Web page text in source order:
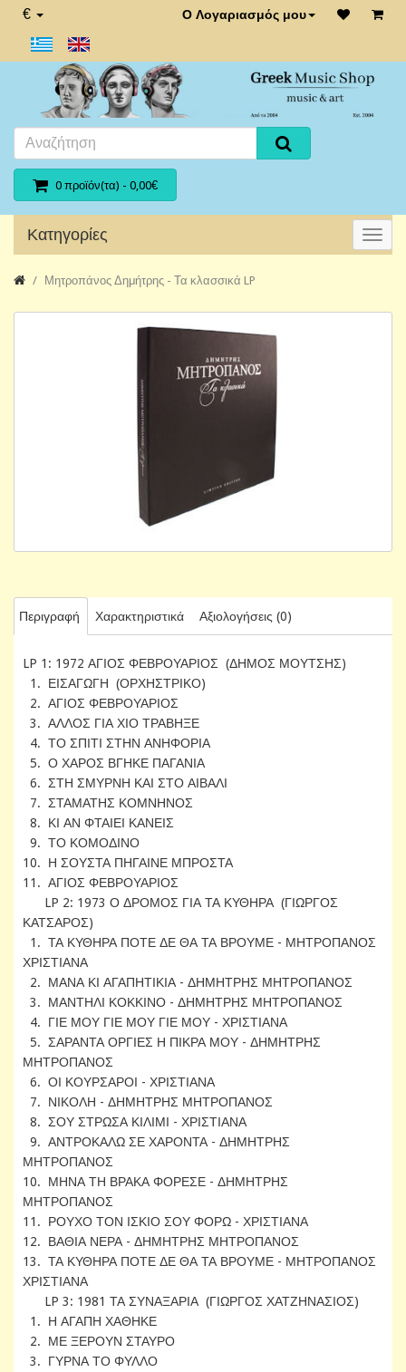
€ Ο Λογαριασμός μου
0 προϊόν(τα) - 0,00€
Κατηγορίες
Μητροπάνος Δημήτρης - Τα κλασσικά LP
Περιγραφή Χαρακτηριστικά Αξιολογήσεις (0)
LP 1: 1972 ΑΓΙΟΣ ΦΕΒΡΟΥΑΡΙΟΣ (ΔΗΜΟΣ ΜΟΥΤΣΗΣ)
1. ΕΙΣΑΓΩΓΗ (ΟΡΧΗΣΤΡΙΚΟ)
2. ΑΓΙΟΣ ΦΕΒΡΟΥΑΡΙΟΣ
3. ΑΛΛΟΣ ΓΙΑ ΧΙΟ ΤΡΑΒΗΞΕ
4. ΤΟ ΣΠΙΤΙ ΣΤΗΝ ΑΝΗΦΟΡΙΑ
5. Ο ΧΑΡΟΣ ΒΓΗΚΕ ΠΑΓΑΝΙΑ
6. ΣΤΗ ΣΜΥΡΝΗ ΚΑΙ ΣΤΟ ΑΙΒΑΛΙ
7. ΣΤΑΜΑΤΗΣ ΚΟΜΝΗΝΟΣ
8. ΚΙ ΑΝ ΦΤΑΙΕΙ ΚΑΝΕΙΣ
9. ΤΟ ΚΟΜΟΔΙΝΟ
10. Η ΣΟΥΣΤΑ ΠΗΓΑΙΝΕ ΜΠΡΟΣΤΑ
11. ΑΓΙΟΣ ΦΕΒΡΟΥΑΡΙΟΣ
LP 2: 1973 Ο ΔΡΟΜΟΣ ΓΙΑ ΤΑ ΚΥΘΗΡΑ (ΓΙΩΡΓΟΣ
ΚΑΤΣΑΡΟΣ)
1. ΤΑ ΚΥΘΗΡΑ ΠΟΤΕ ΔΕ ΘΑ ΤΑ ΒΡΟΥΜΕ - ΜΗΤΡΟΠΑΝΟΣ
ΧΡΙΣΤΙΑΝΑ
2. ΜΑΝΑ ΚΙ ΑΓΑΠΗΤΙΚΙΑ - ΔΗΜΗΤΡΗΣ ΜΗΤΡΟΠΑΝΟΣ
3. ΜΑΝΤΗΛΙ ΚΟΚΚΙΝΟ - ΔΗΜΗΤΡΗΣ ΜΗΤΡΟΠΑΝΟΣ
4. ΓΙΕ ΜΟΥ ΓΙΕ ΜΟΥ ΓΙΕ ΜΟΥ - ΧΡΙΣΤΙΑΝΑ
5. ΣΑΡΑΝΤΑ ΟΡΓΙΕΣ Η ΠΙΚΡΑ ΜΟΥ - ΔΗΜΗΤΡΗΣ
ΜΗΤΡΟΠΑΝΟΣ
6. ΟΙ ΚΟΥΡΣΑΡΟΙ - ΧΡΙΣΤΙΑΝΑ
7. ΝΙΚΟΛΗ - ΔΗΜΗΤΡΗΣ ΜΗΤΡΟΠΑΝΟΣ
8. ΣΟΥ ΣΤΡΩΣΑ ΚΙΛΙΜΙ - ΧΡΙΣΤΙΑΝΑ
9. ΑΝΤΡΟΚΑΛΩ ΣΕ ΧΑΡΟΝΤΑ - ΔΗΜΗΤΡΗΣ
ΜΗΤΡΟΠΑΝΟΣ
10. ΜΗΝΑ ΤΗ ΒΡΑΚΑ ΦΟΡΕΣΕ - ΔΗΜΗΤΡΗΣ
ΜΗΤΡΟΠΑΝΟΣ
11. ΡΟΥΧΟ ΤΟΝ ΙΣΚΙΟ ΣΟΥ ΦΟΡΩ - ΧΡΙΣΤΙΑΝΑ
12. ΒΑΘΙΑ ΝΕΡΑ - ΔΗΜΗΤΡΗΣ ΜΗΤΡΟΠΑΝΟΣ
13. ΤΑ ΚΥΘΗΡΑ ΠΟΤΕ ΔΕ ΘΑ ΤΑ ΒΡΟΥΜΕ - ΜΗΤΡΟΠΑΝΟΣ
ΧΡΙΣΤΙΑΝΑ
LP 3: 1981 ΤΑ ΣΥΝΑΞΑΡΙΑ (ΓΙΩΡΓΟΣ ΧΑΤΖΗΝΑΣΙΟΣ)
1. Η ΑΓΑΠΗ ΧΑΘΗΚΕ
2. ΜΕ ΞΕΡΟΥΝ ΣΤΑΥΡΟ
3. ΓΥΡΝΑ ΤΟ ΦΥΛΛΟ